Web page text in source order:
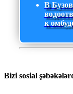
В
к
Bizi sosial